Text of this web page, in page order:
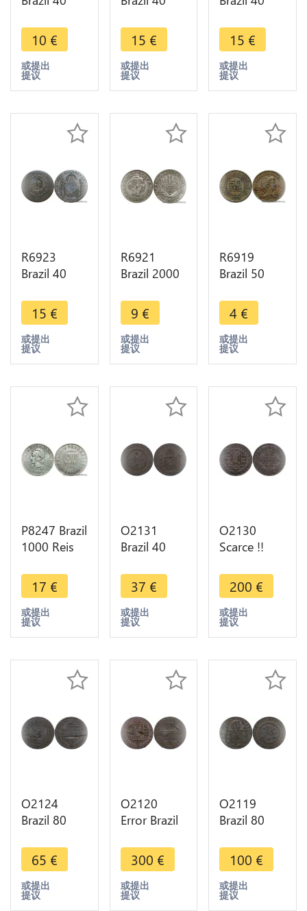
1827 R Rio
Janeiro ->
Make offer
10 €
或提出
提议
Countermarked
80 Réis
Pedro I
1829 R Rio
M offer
15 €
或提出
提议
Countermarked
80 Réis
Pedro I
1828 R Rio
M offer
15 €
或提出
提议
R6923
Brazil 40
Countermarked
80 Réis
Pedro I
1829 R Rio
M offer
15 €
或提出
提议
R6921
Brazil 2000
Silver ->
Make offer
9 €
或提出
提议
R6919
Brazil 50
> Make
offer
4 €
或提出
提议
P8247 Brazil
1000 Reis
Liberty
head 1912
Silver -> M
Offer
17 €
或提出
提议
O2131
Brazil 40
1828 R Rio
de Janeiro -
>Make
offer
37 €
或提出
提议
O2130
Scarce !!
Reis Joao VI
1821 Rio de
Janeiro UNC
! >M offer
200 €
或提出
提议
O2124
Brazil 80
Countermark
on 40 Réis
1787 -
>Make
65 €
或提出
提议
O2120
Error Brazil
Juan VI
1821 R Rio
de Janeiro
Double
300 €
或提出
提议
O2119
Brazil 80
Rio de
Janeiro
Pedro II
KM-379 -
100 €
或提出
提议